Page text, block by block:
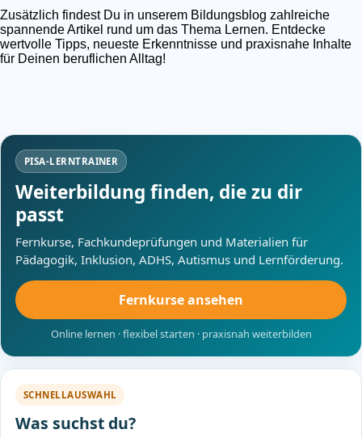
Zusätzlich findest Du in unserem Bildungsblog zahlreiche
spannende Artikel rund um das Thema Lernen. Entdecke
wertvolle Tipps, neueste Erkenntnisse und praxisnahe Inhalte
für Deinen beruflichen Alltag!
PISA-LERNTRAINER
Weiterbildung finden, die zu dir
passt
Fernkurse, Fachkundeprüfungen und Materialien für
Pädagogik, Inklusion, ADHS, Autismus und Lernförderung.
Fernkurse ansehen
Online lernen · flexibel starten · praxisnah weiterbilden
SCHNELLAUSWAHL
Was suchst du?